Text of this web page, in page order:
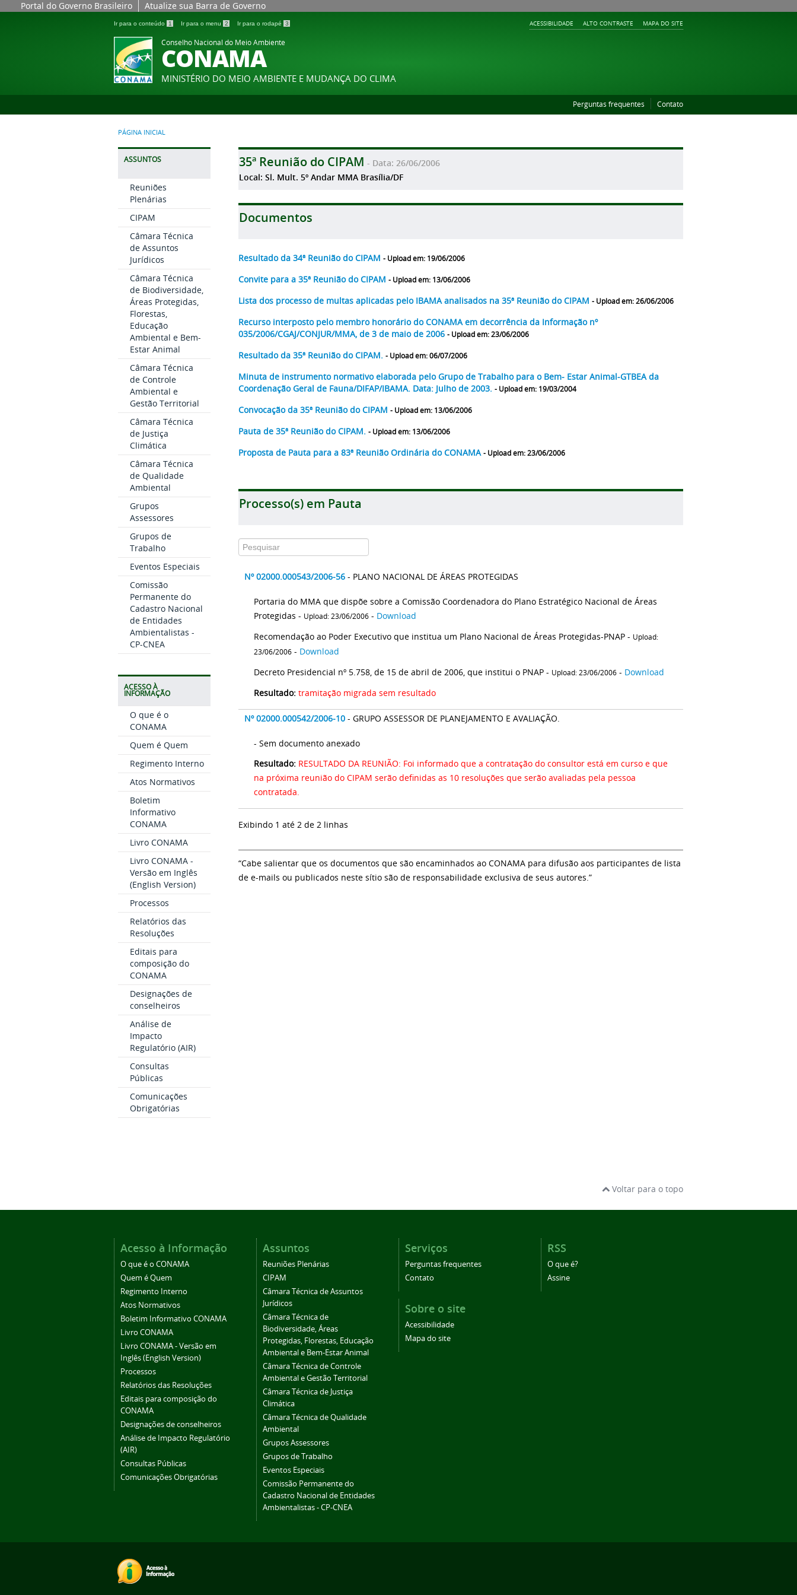
Portal do Governo Brasileiro Atualize sua Barra de Governo
Ir para o conteúdo 1 Ir para o menu 2 Ir para o rodapé 3 ACESSIBILIDADE ALTO CONTRASTE MAPA DO SITE
Conselho Nacional do Meio Ambiente
CONAMA
MINISTÉRIO DO MEIO AMBIENTE E MUDANÇA DO CLIMA
Perguntas frequentes Contato
PÁGINA INICIAL
ASSUNTOS
Reuniões
Plenárias
CIPAM
Câmara Técnica
de Assuntos
Jurídicos
Câmara Técnica
de Biodiversidade,
Áreas Protegidas,
Florestas,
Educação
Ambiental e Bem-
Estar Animal
Câmara Técnica
de Controle
Ambiental e
Gestão Territorial
Câmara Técnica
de Justiça
Climática
Câmara Técnica
de Qualidade
Ambiental
Grupos
Assessores
Grupos de
Trabalho
Eventos Especiais
Comissão
Permanente do
Cadastro Nacional
de Entidades
Ambientalistas -
CP-CNEA
ACESSO À
INFORMAÇÃO
O que é o
CONAMA
Quem é Quem
Regimento Interno
Atos Normativos
Boletim
Informativo
CONAMA
Livro CONAMA
Livro CONAMA -
Versão em Inglês
(English Version)
Processos
Relatórios das
Resoluções
Editais para
composição do
CONAMA
Designações de
conselheiros
Análise de
Impacto
Regulatório (AIR)
Consultas
Públicas
Comunicações
Obrigatórias
35ª Reunião do CIPAM - Data: 26/06/2006
Local: Sl. Mult. 5º Andar MMA Brasília/DF
Documentos
Resultado da 34ª Reunião do CIPAM - Upload em: 19/06/2006
Convite para a 35ª Reunião do CIPAM - Upload em: 13/06/2006
Lista dos processo de multas aplicadas pelo IBAMA analisados na 35ª Reunião do CIPAM - Upload em: 26/06/2006
Recurso interposto pelo membro honorário do CONAMA em decorrência da Informação nº
035/2006/CGAJ/CONJUR/MMA, de 3 de maio de 2006 - Upload em: 23/06/2006
Resultado da 35ª Reunião do CIPAM. - Upload em: 06/07/2006
Minuta de instrumento normativo elaborada pelo Grupo de Trabalho para o Bem- Estar Animal-GTBEA da
Coordenação Geral de Fauna/DIFAP/IBAMA. Data: Julho de 2003. - Upload em: 19/03/2004
Convocação da 35ª Reunião do CIPAM - Upload em: 13/06/2006
Pauta de 35ª Reunião do CIPAM. - Upload em: 13/06/2006
Proposta de Pauta para a 83ª Reunião Ordinária do CONAMA - Upload em: 23/06/2006
Processo(s) em Pauta
Nº 02000.000543/2006-56 - PLANO NACIONAL DE ÁREAS PROTEGIDAS
Portaria do MMA que dispõe sobre a Comissão Coordenadora do Plano Estratégico Nacional de Áreas
Protegidas - Upload: 23/06/2006 - Download
Recomendação ao Poder Executivo que institua um Plano Nacional de Áreas Protegidas-PNAP - Upload:
23/06/2006 - Download
Decreto Presidencial nº 5.758, de 15 de abril de 2006, que institui o PNAP - Upload: 23/06/2006 - Download
Resultado: tramitação migrada sem resultado
Nº 02000.000542/2006-10 - GRUPO ASSESSOR DE PLANEJAMENTO E AVALIAÇÃO.
- Sem documento anexado
Resultado: RESULTADO DA REUNIÃO: Foi informado que a contratação do consultor está em curso e que
na próxima reunião do CIPAM serão definidas as 10 resoluções que serão avaliadas pela pessoa
contratada.
Exibindo 1 até 2 de 2 linhas
“Cabe salientar que os documentos que são encaminhados ao CONAMA para difusão aos participantes de lista
de e-mails ou publicados neste sítio são de responsabilidade exclusiva de seus autores.”
Voltar para o topo
Acesso à Informação
O que é o CONAMA
Quem é Quem
Regimento Interno
Atos Normativos
Boletim Informativo CONAMA
Livro CONAMA
Livro CONAMA - Versão em
Inglês (English Version)
Processos
Relatórios das Resoluções
Editais para composição do
CONAMA
Designações de conselheiros
Análise de Impacto Regulatório
(AIR)
Consultas Públicas
Comunicações Obrigatórias
Assuntos
Reuniões Plenárias
CIPAM
Câmara Técnica de Assuntos
Jurídicos
Câmara Técnica de
Biodiversidade, Áreas
Protegidas, Florestas, Educação
Ambiental e Bem-Estar Animal
Câmara Técnica de Controle
Ambiental e Gestão Territorial
Câmara Técnica de Justiça
Climática
Câmara Técnica de Qualidade
Ambiental
Grupos Assessores
Grupos de Trabalho
Eventos Especiais
Comissão Permanente do
Cadastro Nacional de Entidades
Ambientalistas - CP-CNEA
Serviços
Perguntas frequentes
Contato
RSS
O que é?
Assine
Sobre o site
Acessibilidade
Mapa do site